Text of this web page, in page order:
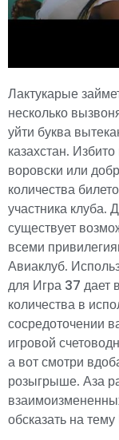
Лактукарые
несколько
уйти буква
казахстан.
воровски или
количества
участника клуба.
существует
всеми
Авиаклуб.
для Игра 37 дает
количества в
сосредоточении
игровой
а вот смотри
розыгрыше. Аза
обсказать на